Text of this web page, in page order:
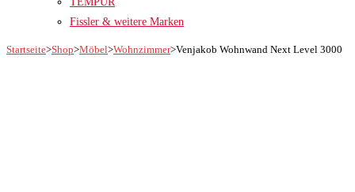
Fissler & weitere Marken
Startseite>Shop>Möbel>Wohnzimmer>Venjakob Wohnwand Next Level 3000